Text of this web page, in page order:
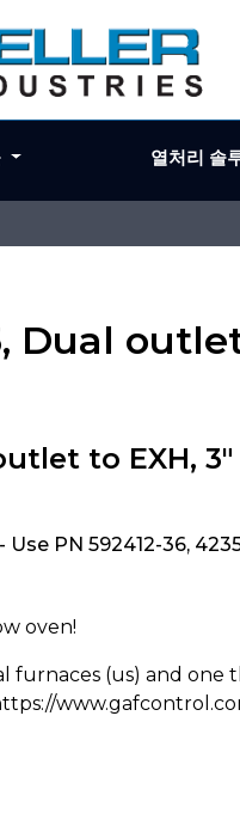
Dual
to EXH, 3"
PN 592412-36,
oven!
(us) and one
열처리 솔